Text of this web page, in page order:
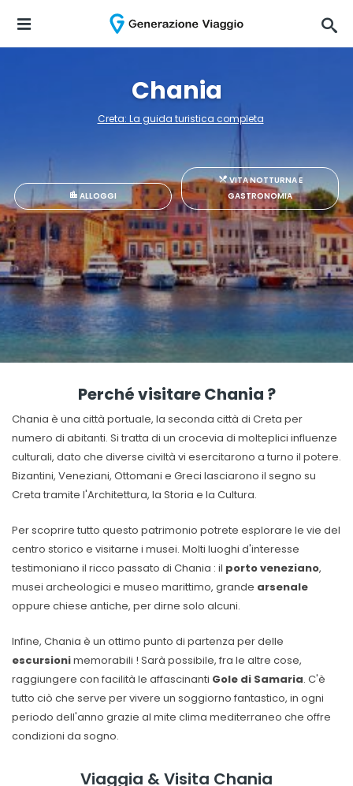
Chania
Creta: La guida turistica completa
ALLOGGI
VITA NOTTURNA E
GASTRONOMIA
Perché visitare Chania ?
Chania è una città portuale, la seconda città di Creta per
numero di abitanti. Si tratta di un crocevia di molteplici influenze
culturali, dato che diverse civiltà vi esercitarono a turno il potere.
Bizantini, Veneziani, Ottomani e Greci lasciarono il segno su
Creta tramite l'Architettura, la Storia e la Cultura.
Per scoprire tutto questo patrimonio potrete esplorare le vie del
centro storico e visitarne i musei. Molti luoghi d'interesse
testimoniano il ricco passato di Chania : il porto veneziano,
musei archeologici e museo marittimo, grande arsenale
oppure chiese antiche, per dirne solo alcuni.
Infine, Chania è un ottimo punto di partenza per delle
escursionimemorabili ! Sarà possibile, fra le altre cose,
raggiungere con facilità le affascinanti Gole di Samaria. C'è
tutto ciò che serve per vivere un soggiorno fantastico, in ogni
periodo dell'anno grazie al mite clima mediterraneo che offre
condizioni da sogno.
Viaggia & Visita Chania